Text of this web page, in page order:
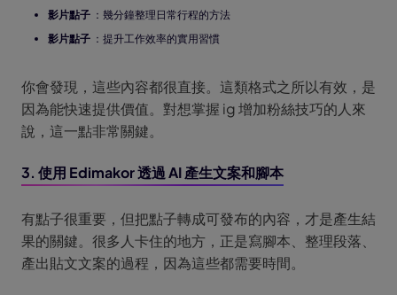
影片點子 ：幾分鐘整理日常行程的方法
影片點子 ：提升工作效率的實用習慣
你會發現，這些內容都很直接。這類格式之所以有效，是
因為能快速提供價值。對想掌握 ig 增加粉絲技巧的人來
說，這一點非常關鍵。
3. 使用 Edimakor 透過 AI 產生文案和腳本
有點子很重要，但把點子轉成可發布的內容，才是產生結
果的關鍵。很多人卡住的地方，正是寫腳本、整理段落、
產出貼文文案的過程，因為這些都需要時間。